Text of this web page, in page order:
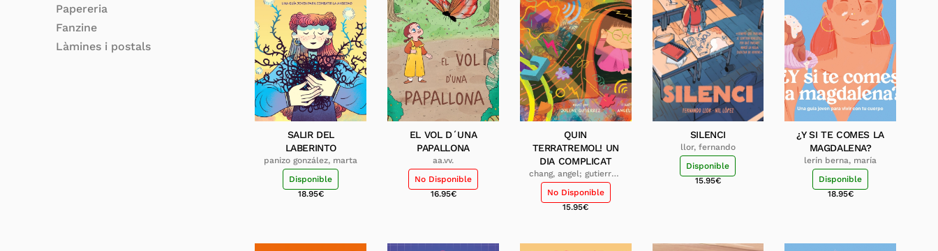
Papereria
Fanzine
Làmines i postals
SALIR DEL
LABERINTO
panizo gonzález, marta
Disponible
18.95€
EL VOL D´UNA
PAPALLONA
aa.vv.
No Disponible
16.95€
QUIN
TERRATREMOL! UN
DIA COMPLICAT
chang, angel; gutierrez,
jolene
No Disponible
15.95€
SILENCI
llor, fernando
Disponible
15.95€
¿Y SI TE COMES LA
MAGDALENA?
lerín berna, maría
Disponible
18.95€